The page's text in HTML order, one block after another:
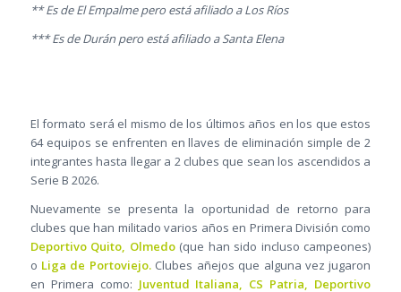
** Es de El Empalme pero está afiliado a Los Ríos
*** Es de Durán pero está afiliado a Santa Elena
El formato será el mismo de los últimos años en los que estos
64 equipos se enfrenten en llaves de eliminación simple de 2
integrantes hasta llegar a 2 clubes que sean los ascendidos a
Serie B 2026.
Nuevamente se presenta la oportunidad de retorno para
clubes que han militado varios años en Primera División como
Deportivo Quito, Olmedo(que han sido incluso campeones)
o Liga de Portoviejo.Clubes añejos que alguna vez jugaron
en Primera como: Juventud Italiana, CS Patria, Deportivo